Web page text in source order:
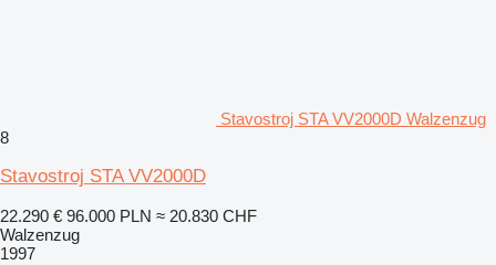
Stavostroj STA VV2000D Walzenzug
8
Stavostroj STA VV2000D
22.290 € 96.000 PLN ≈ 20.830 CHF
Walzenzug
1997